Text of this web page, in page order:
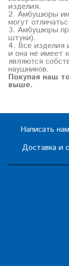
изделия.
2. Амбушюры
могут
3. Амбушюры
штуки).
4. Все изделия
и она не имеет
являются
наушников.
Покупая наш
выше.
Написать нам
Доставка и